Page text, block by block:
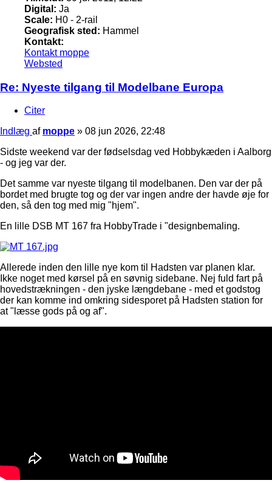
Digital: Ja
Scale: H0 - 2-rail
Geografisk sted: Hammel
Kontakt:
Kontakt moppe
Websted
Re: Nyeste tilgang til Modelbane Europa
Citer
Indlæg af moppe » 08 jun 2026, 22:48
Sidste weekend var der fødselsdag ved Hobbykæden i Aalborg
- og jeg var der.
Det samme var nyeste tilgang til modelbanen. Den var der på
bordet med brugte tog og der var ingen andre der havde øje for
den, så den tog med mig "hjem".
En lille DSB MT 167 fra HobbyTrade i "designbemaling.
Allerede inden den lille nye kom til Hadsten var planen klar.
Ikke noget med kørsel på en søvnig sidebane. Nej fuld fart på
hovedstrækningen - den jyske længdebane - med et godstog
der kan komme ind omkring sidesporet på Hadsten station for
at "læsse gods på og af".